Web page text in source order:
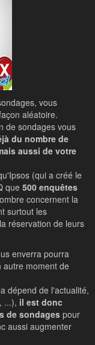
vous
aléatoire.
de sondages vous
du nombre de
aussi de votre
(qui a créé le
que 500 enquêtes
concernent la
surtout les
réservation de leurs
enverra pourra
moment de
dépend de l'actualité,
...), il est donc
de sondages pour
aussi augmenter